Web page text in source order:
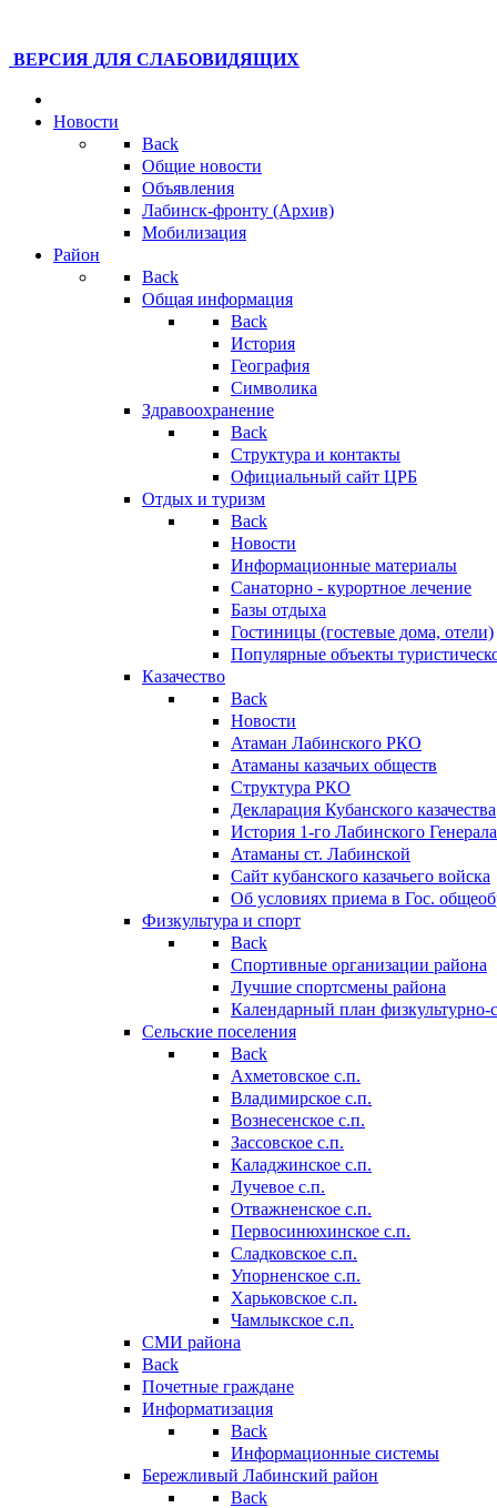
ВЕРСИЯ ДЛЯ СЛАБОВИДЯЩИХ
Новости
Back
Общие новости
Объявления
Лабинск-фронту (Архив)
Мобилизация
Район
Back
Общая информация
Back
История
География
Символика
Здравоохранение
Back
Структура и контакты
Официальный сайт ЦРБ
Отдых и туризм
Back
Новости
Информационные материалы
Санаторно - курортное лечение
Базы отдыха
Гостиницы (гостевые дома, отели)
Популярные объекты
Казачество
Back
Новости
Атаман Лабинского РКО
Атаманы казачьих обществ
Структура РКО
Декларация Кубанского казачества
История 1-го Лабинского
Атаманы ст. Лабинской
Cайт кубанского казачьего войска
Об условиях приема в Гос.
Физкультура и спорт
Back
Спортивные организации района
Лучшие спортсмены района
Календарный план
Сельские поселения
Back
Ахметовское с.п.
Владимирское с.п.
Вознесенское с.п.
Зассовское с.п.
Каладжинское с.п.
Лучевое с.п.
Отважненское с.п.
Первосинюхинское с.п.
Сладковское с.п.
Упорненское с.п.
Харьковское с.п.
Чамлыкское с.п.
СМИ района
Back
Почетные граждане
Информатизация
Back
Информационные системы
Бережливый Лабинский район
Back